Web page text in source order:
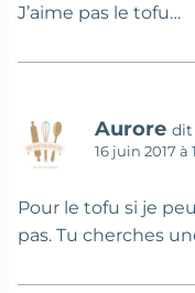
J’aime pas le tofu…
Aurore dit
16 juin 2017 à
Pour le tofu si je
pas. Tu cherches